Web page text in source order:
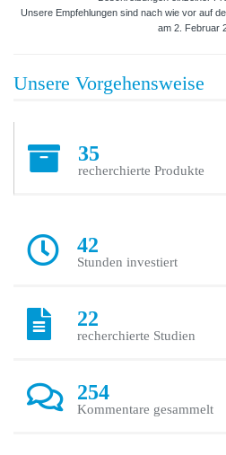
Unsere Empfehlungen sind nach wie vor auf
am 2. Februar
Unsere Vorgehensweise
35
recherchierte Produkte
42
Stunden investiert
22
recherchierte Studien
254
Kommentare gesammelt